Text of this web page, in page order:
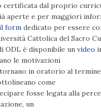
certificata dal proprio
aperte e per maggiori
form dedicato per essere
Cattolica del Sacro
ODL è disponibile un video
le motivazioni
in oratorio al
come
fosse legata alla
un